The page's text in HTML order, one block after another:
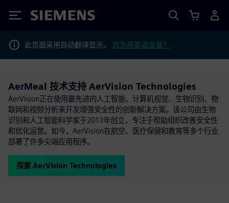
Siemens
此页面采用自动翻译显示。 改为用英语查看？
AerMeal 技术支持 AerVision Technologies
AerVision正在使用最先进的人工智能、计算机视觉、生物识别、物
联网和视频分析来开发增强安全性的创新解决方案。该公司由生物
识别和人工智能科学家于2013年创立，专注于帮助组织改善安全性
和优化运营。如今，AerVision在航空、医疗保健和教育等多个行业
部署了许多尖端应用程序。
探索 AerVision Technologies